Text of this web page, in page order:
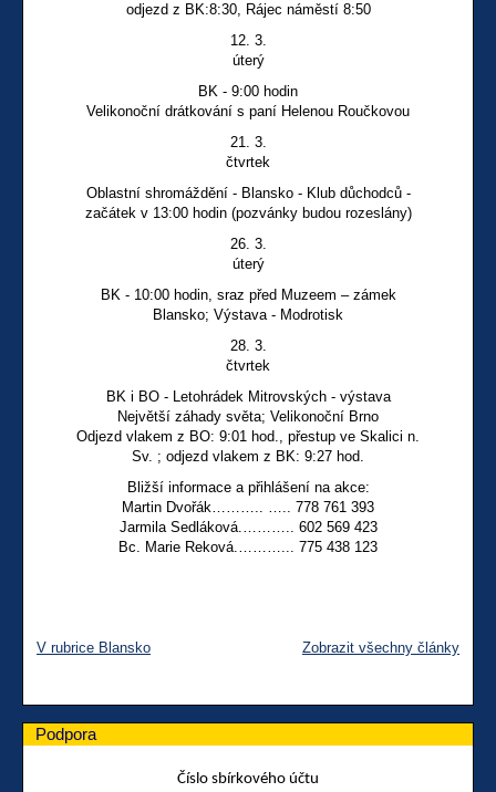
odjezd z BK:8:30, Rájec náměstí 8:50
12. 3.
úterý
BK - 9:00 hodin
Velikonoční drátkování s paní Helenou Roučkovou
21. 3.
čtvrtek
Oblastní shromáždění - Blansko - Klub důchodců -
začátek v 13:00 hodin (pozvánky budou rozeslány)
26. 3.
úterý
BK - 10:00 hodin, sraz před Muzeem – zámek
Blansko; Výstava - Modrotisk
28. 3.
čtvrtek
BK i BO - Letohrádek Mitrovských - výstava
Největší záhady světa; Velikonoční Brno
Odjezd vlakem z BO: 9:01 hod., přestup ve Skalici n.
Sv. ; odjezd vlakem z BK: 9:27 hod.
Bližší informace a přihlášení na akce:
Martin Dvořák……….. ….. 778 761 393
Jarmila Sedláková.……….. 602 569 423
Bc. Marie Reková.………... 775 438 123
V rubrice Blansko Zobrazit všechny články
Podpora
Číslo sbírkového účtu